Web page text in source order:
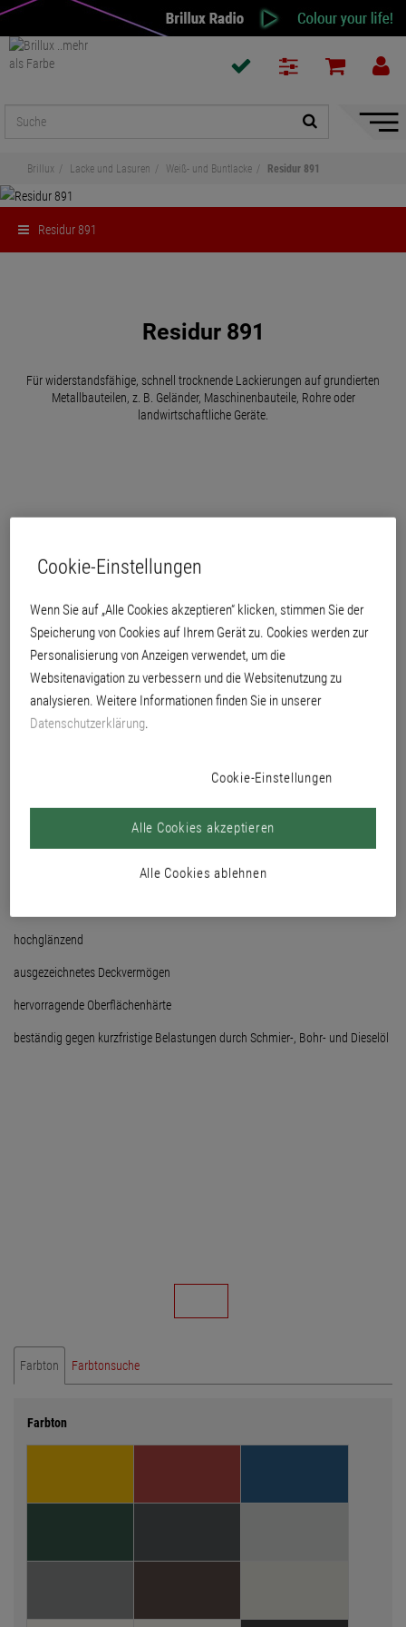
Brillux Lacke und Lasuren Weiß- und Buntlacke Residur 891
Residur 891
Residur 891
Für widerstandsfähige, schnell trocknende Lackierungen auf grundierten
Metallbauteilen, z. B. Geländer, Maschinenbauteile, Rohre oder
landwirtschaftliche Geräte.
hochglänzend
ausgezeichnetes Deckvermögen
hervorragende Oberflächenhärte
beständig gegen kurzfristige Belastungen durch Schmier-, Bohr- und Dieselöl
Farbton Farbtonsuche
Farbton
Cookie-Einstellungen
Wenn Sie auf „Alle Cookies akzeptieren“ klicken, stimmen Sie der
Speicherung von Cookies auf Ihrem Gerät zu. Cookies werden zur
Personalisierung von Anzeigen verwendet, um die
Websitenavigation zu verbessern und die Websitenutzung zu
analysieren. Weitere Informationen finden Sie in unserer
Datenschutzerklärung.
Cookie-Einstellungen
Alle Cookies ablehnen
Alle Cookies akzeptieren